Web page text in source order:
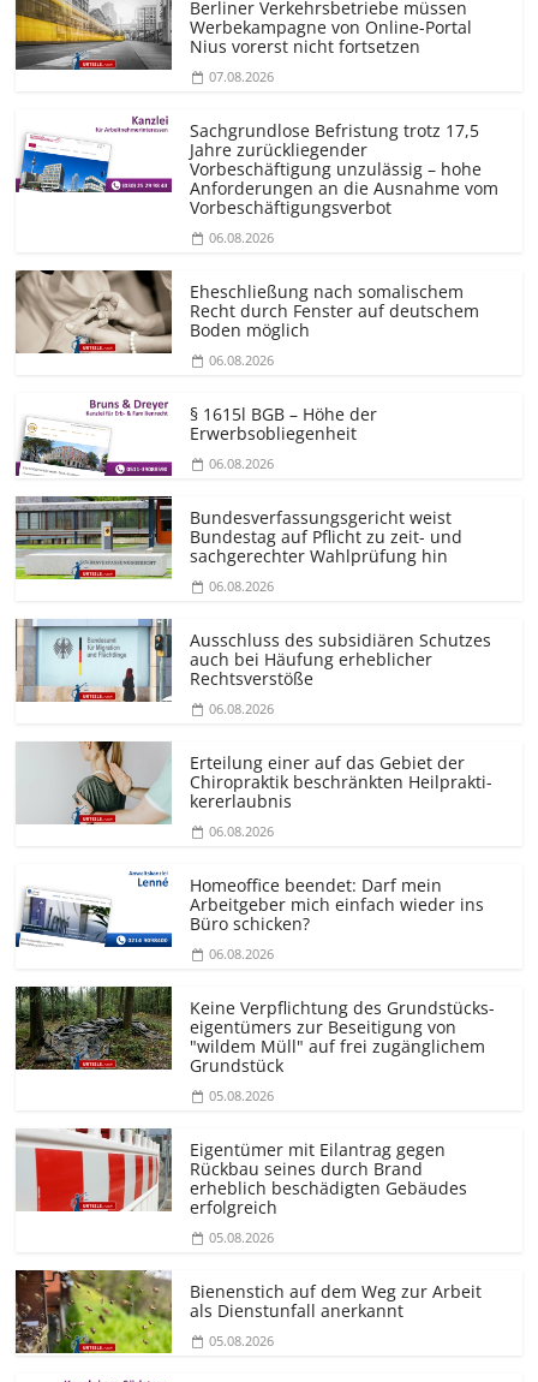
Berliner Verkehrsbetriebe müssen
Werbekampagne von Online-Portal
Nius vorerst nicht fortsetzen
07.08.2026
Sachgrundlose Befristung trotz 17,5
Jahre zurückliegender
Vorbeschäftigung unzulässig – hohe
Anforderungen an die Ausnahme vom
Vorbeschäf­tigungsverbot
06.08.2026
Eheschließung nach somalischem
Recht durch Fenster auf deutschem
Boden möglich
06.08.2026
§ 1615l BGB – Höhe der
Erwerbsobliegenheit
06.08.2026
Bundesver­fassungsgericht weist
Bundestag auf Pflicht zu zeit- und
sachgerechter Wahlprüfung hin
06.08.2026
Ausschluss des subsidiären Schutzes
auch bei Häufung erheblicher
Rechtsverstöße
06.08.2026
Erteilung einer auf das Gebiet der
Chiropraktik beschränkten Heilprakti­
kererlaubnis
06.08.2026
Homeoffice beendet: Darf mein
Arbeitgeber mich einfach wieder ins
Büro schicken?
06.08.2026
Keine Verpflichtung des Grundstücks­
eigentümers zur Beseitigung von
"wildem Müll" auf frei zugänglichem
Grundstück
05.08.2026
Eigentümer mit Eilantrag gegen
Rückbau seines durch Brand
erheblich beschädigten Gebäudes
erfolgreich
05.08.2026
Bienenstich auf dem Weg zur Arbeit
als Dienstunfall anerkannt
05.08.2026